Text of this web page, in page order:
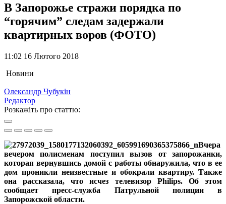
В Запорожье стражи порядка по
“горячим” следам задержали
квартирных воров (ФОТО)
11:02 16 Лютого 2018
Новини
Олександр Чубукін
Редактор
Розкажіть про статтю:
Вчера
вечером полисменам поступил вызов от запорожанки,
которая вернувшись домой с работы обнаружила, что в ее
дом проникли неизвестные и обокрали квартиру. Также
она рассказала, что исчез телевизор Philips. Об этом
сообщает пресс-служба Патрульной полиции в
Запорожской области.